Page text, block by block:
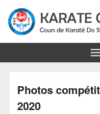
Karate Club
Photos
2020